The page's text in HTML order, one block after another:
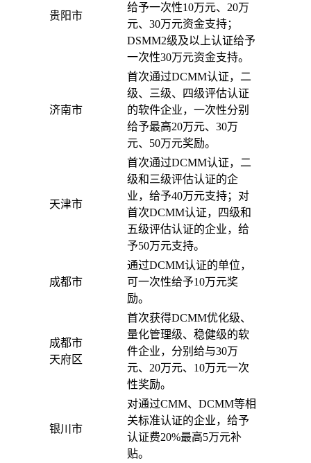
贵阳市
给予一次性10万元、20万
元、30万元资金支持；
DSMM2级及以上认证给予
一次性30万元资金支持。
济南市
首次通过DCMM认证，二
级、三级、四级评估认证
的软件企业，一次性分别
给予最高20万元、30万
元、50万元奖励。
天津市
首次通过DCMM认证，二
级和三级评估认证的企
业，给予40万元支持；对
首次DCMM认证，四级和
五级评估认证的企业，给
予50万元支持。
成都市
通过DCMM认证的单位，
可一次性给予10万元奖
励。
成都市
天府区
首次获得DCMM优化级、
量化管理级、稳健级的软
件企业，分别给与30万
元、20万元、10万元一次
性奖励。
银川市
对通过CMM、DCMM等相
关标准认证的企业，给予
认证费20%最高5万元补
贴。